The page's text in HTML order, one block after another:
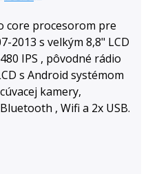
core procesorom pre
2013 s velkým 8,8" LCD
IPS , pôvodné rádio
s Android systémom
kamery,
, Wifi a 2x USB.